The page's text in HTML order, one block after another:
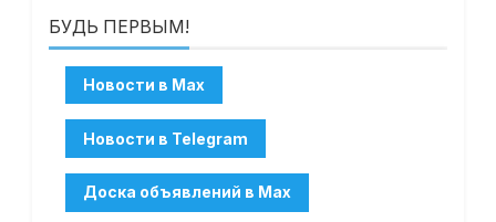
БУДЬ ПЕРВЫМ!